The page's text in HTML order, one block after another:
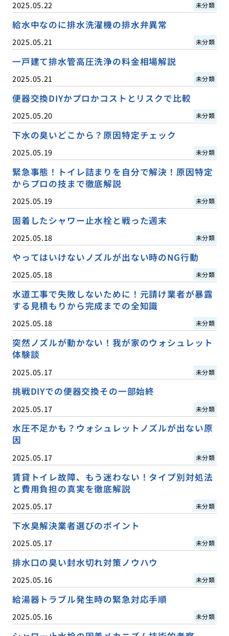
2025.05.22 未分類
給水中なのに排水洗濯機の排水弁異常
2025.05.21 未分類
一戸建て排水管高圧洗浄の料金相場解説
2025.05.21 未分類
便器交換DIYかプロかコストとリスクで比較
2025.05.20 未分類
下水の臭いどこから？原因特定チェック
2025.05.19 未分類
緊急事態！トイレ詰まりを自分で解決！原因特定
からプロの技まで徹底解説
2025.05.19 未分類
固着したシャワー止水栓と戦った週末
2025.05.18 未分類
やってはいけないノズルが出ない時のNG行動
2025.05.18 未分類
水道工事で失敗しないために！元請け業者が暴露
する見積もりから完成までの全知識
2025.05.18 未分類
突然ノズルが動かない！我が家のウォシュレット
体験談
2025.05.17 未分類
挑戦DIYでの便器交換その一部始終
2025.05.17 未分類
水圧不足かも？ウォシュレットノズルが出ない原
因
2025.05.17 未分類
賃貸トイレ故障、もう迷わない！タイプ別対処法
と費用負担の真実を徹底解説
2025.05.17 未分類
下水臭解決業者選びのポイント
2025.05.17 未分類
排水口の臭い封水切れ対策ノウハウ
2025.05.16 未分類
給湯器トラブル発生時の緊急対応手順
2025.05.16 未分類